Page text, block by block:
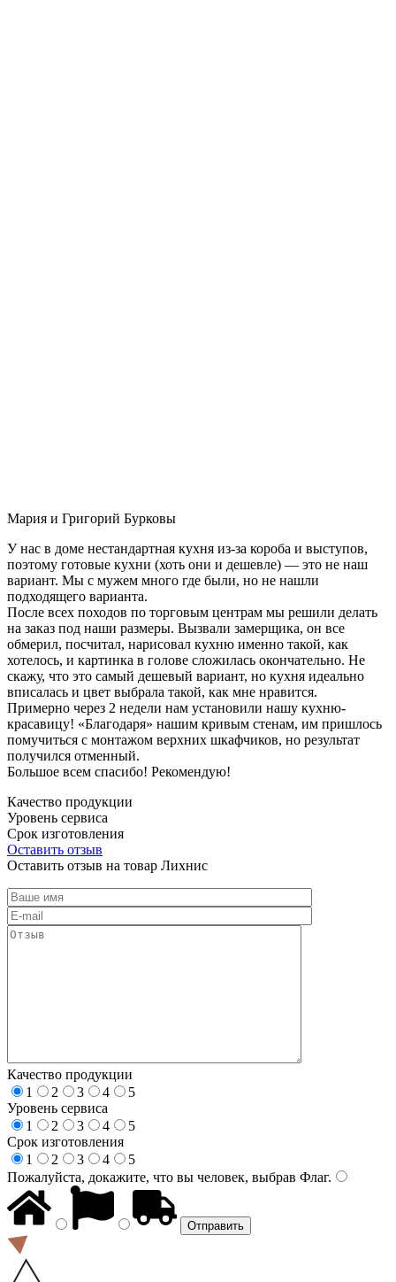
Мария и Григорий Бурковы
У нас в доме нестандартная кухня из-за короба и выступов,
поэтому готовые кухни (хоть они и дешевле) — это не наш
вариант. Мы с мужем много где были, но не нашли
подходящего варианта.
После всех походов по торговым центрам мы решили делать
на заказ под наши размеры. Вызвали замерщика, он все
обмерил, посчитал, нарисовал кухню именно такой, как
хотелось, и картинка в голове сложилась окончательно. Не
скажу, что это самый дешевый вариант, но кухня идеально
вписалась и цвет выбрала такой, как мне нравится.
Примерно через 2 недели нам установили нашу кухню-
красавицу! «Благодаря» нашим кривым стенам, им пришлось
помучиться с монтажом верхних шкафчиков, но результат
получился отменный.
Большое всем спасибо! Рекомендую!
Качество продукции
Уровень сервиса
Срок изготовления
Оставить отзыв
Оставить отзыв на товар Лихнис
Качество продукции
1
2 3 4
5
Уровень сервиса
1
2 3 4
5
Срок изготовления
1
2 3 4
5
Пожалуйста, докажите, что вы человек, выбрав Флаг.